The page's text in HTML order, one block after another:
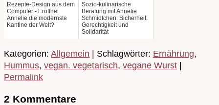
Rezepte-Design aus dem
Computer - Eröffnet
Annelie die modernste
Kantine der Welt?
Sozio-kulinarische
Beratung mit Annelie
Schmidtchen: Sicherheit,
Gerechtigkeit und
Solidarität
Kategorien: Allgemein | Schlagwörter: Ernährung,
Hummus, vegan. vegetarisch, vegane Wurst |
Permalink
2 Kommentare